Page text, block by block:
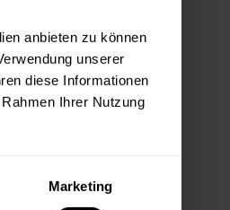
anbieten zu können
unserer
diese Informationen
Ihrer Nutzung
Marketing